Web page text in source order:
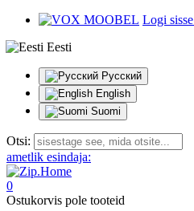
Logi sisse
Eesti
Русский
English
Suomi
Otsi:
ametlik esindaja:
0
Ostukorvis pole tooteid